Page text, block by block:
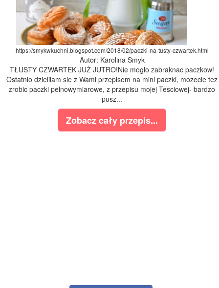
https://smykwkuchni.blogspot.com/2018/02/paczki-na-tusty-czwartek.html
Autor: Karolina Smyk
TŁUSTY CZWARTEK JUŻ JUTRO!Nie moglo zabraknac paczkow!
Ostatnio dzielilam sie z Wami przepisem na mini paczki, mozecie tez
zrobic paczki pelnowymiarowe, z przepisu mojej Tesciowej- bardzo
pusz...
Zobacz cały przepis...